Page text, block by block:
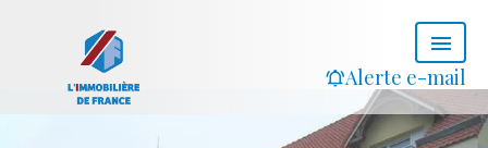
Alerte e-mail